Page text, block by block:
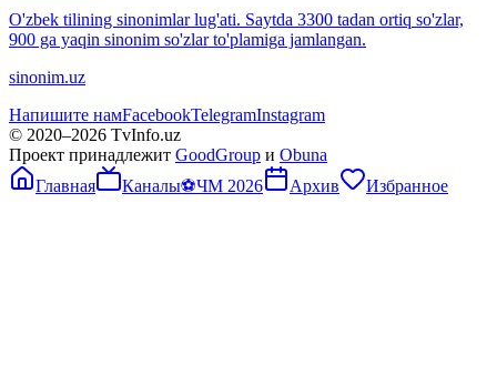
O'zbek tilining sinonimlar lug'ati. Saytda 3300 tadan ortiq so'zlar,
900 ga yaqin sinonim so'zlar to'plamiga jamlangan.
sinonim.uz
Напишите намFacebookTelegramInstagram
© 2020–2026 TvInfo.uz
Проект принадлежит GoodGroup и Obuna
Главная
Каналы⚽ЧМ 2026 Архив Избранное